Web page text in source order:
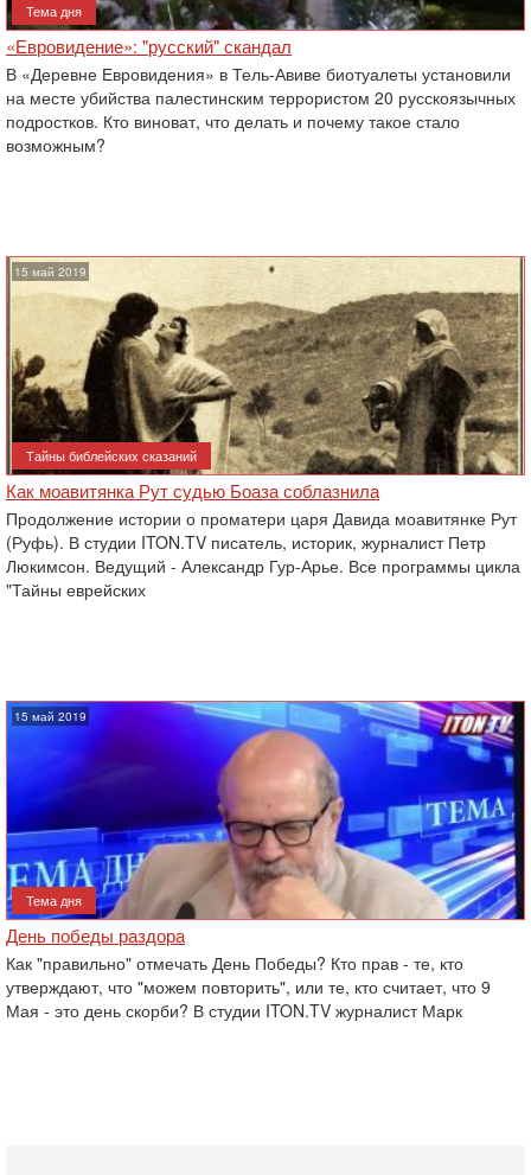
Тема дня
«Евровидение»: "русский" скандал
В «Деревне Евровидения» в Тель-Авиве биотуалеты установили
на месте убийства палестинским террористом 20 русскоязычных
подростков. Кто виноват, что делать и почему такое стало
возможным?
15 май 2019
Тайны библейских сказаний
Как моавитянка Рут судью Боаза соблазнила
Продолжение истории о проматери царя Давида моавитянке Рут
(Руфь). В студии ITON.TV писатель, историк, журналист Петр
Люкимсон. Ведущий - Александр Гур-Арье. Все программы цикла
"Тайны еврейских
15 май 2019
Тема дня
День победы раздора
Как "правильно" отмечать День Победы? Кто прав - те, кто
утверждают, ‎что "можем повторить", или те, кто считает, что 9
Мая - это день ‎скорби? В студии ITON.TV журналист Марк